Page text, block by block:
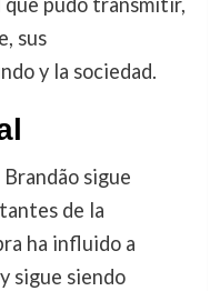
sus
y la sociedad.
sigue
de la
ha influido a
sigue siendo